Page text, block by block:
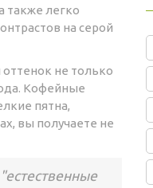
также легко
на серой
не только
Кофейные
пятна,
вы получаете не